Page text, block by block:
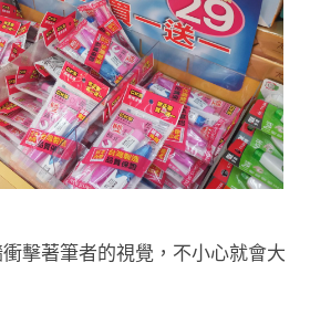
擊著筆者的視覺，不小心就會大